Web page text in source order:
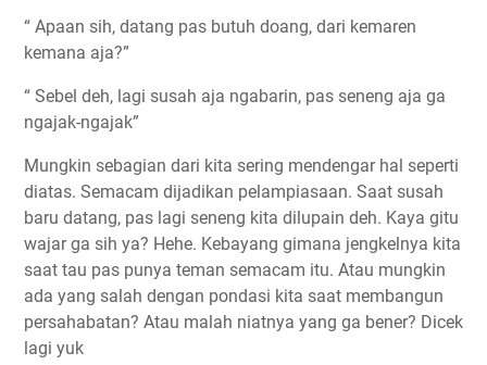
“ Apaan sih, datang pas butuh doang, dari kemaren
kemana aja?”
“ Sebel deh, lagi susah aja ngabarin, pas seneng aja ga
ngajak-ngajak”
Mungkin sebagian dari kita sering mendengar hal seperti
diatas. Semacam dijadikan pelampiasaan. Saat susah
baru datang, pas lagi seneng kita dilupain deh. Kaya gitu
wajar ga sih ya? Hehe. Kebayang gimana jengkelnya kita
saat tau pas punya teman semacam itu. Atau mungkin
ada yang salah dengan pondasi kita saat membangun
persahabatan? Atau malah niatnya yang ga bener? Dicek
lagi yuk